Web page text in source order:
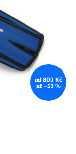
od 800 Kč
až –53 %